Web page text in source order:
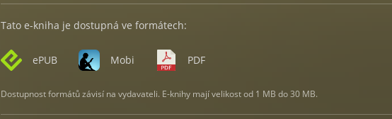
Tato e-kniha je dostupná ve formátech:
ePUB Mobi PDF
Dostupnost formátů závisí na vydavateli. E-knihy mají velikost od 1 MB do 30 MB.